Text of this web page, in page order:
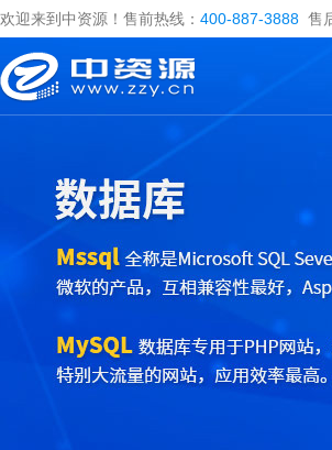
欢迎来到中资源！售前热线： 400-887-3888 售